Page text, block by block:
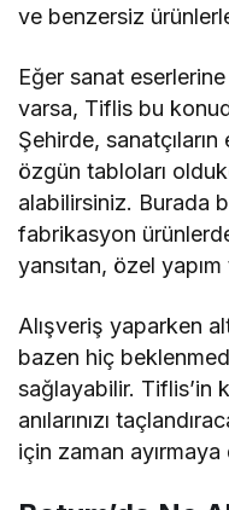
ve benzersiz
Eğer sanat
varsa, Tiflis bu
Şehirde, sanatçıların
özgün tabloları
alabilirsiniz. Burada
fabrikasyon
yansıtan, özel
Alışveriş yaparken
bazen hiç
sağlayabilir. Tiflis’in
anılarınızı
için zaman